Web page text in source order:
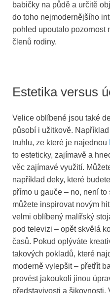
babičky na půdě a určitě
do toho nejmodernějšího
pohled upoutalo pozornost
členů rodiny.
Estetika versus
Velice oblíbené jsou také
působí i užitkově.
truhlu, ze které je najednou
to esteticky, zajímavě a
věc zajímavé využití.
například deky, které
přímo u gauče – no, není
můžete inspirovat novým
velmi oblíbený malířský
pod televizi – opět skvělá
časů. Pokud oplýváte
takových pokladů, které
moderně vylepšit – přetřít
provést jakoukoli jinou
představivosti a šikovnosti.